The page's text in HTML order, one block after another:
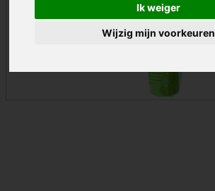
Ik weiger
Wijzig mijn voorkeuren